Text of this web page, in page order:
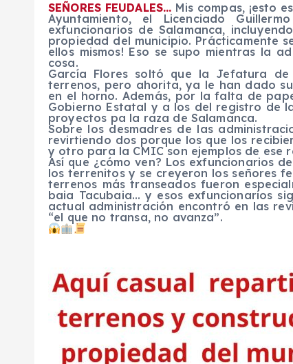
SEÑORES FEUDALES… Mis compas, ¡esto
Ayuntamiento, el Licenciado
exfuncionarios de Salamanca,
propiedad del municipio. Prácticamente
ellos mismos! Eso se supo mientras la
cosa.
García Flores soltó que la Jefatura
terrenos, pero ahorita, ya le han dado
en el horno. Además, por la falta de
Gobierno Estatal y a los del registro de
proyectos pa la raza de Salamanca.
Sobre los desmadres de las
revirtiendo dos porque los que los
y otro para la CMIC son ejemplos de ese
Así que ¿cómo ven? Los exfuncionarios
los terrenitos y se creyeron los señores
terrenos más transeados fueron
baia Tacubaia… y esos exfuncionarios
actual administración encontró en las
“el que no transa, no avanza”.